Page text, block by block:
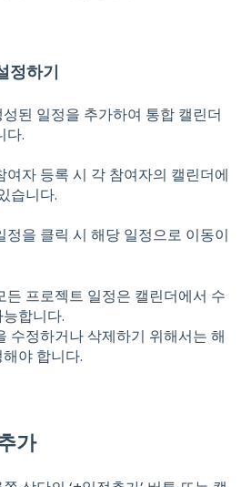
정하기
된 일정을 추가하여 통합 캘린더
다.
자 등록 시 각 참여자의 캘린더에
습니다.
을 클릭 시 해당 일정으로 이동이
프로젝트 일정은 캘린더에서 수
합니다.
정하거나 삭제하기 위해서는 해
야 합니다.
가